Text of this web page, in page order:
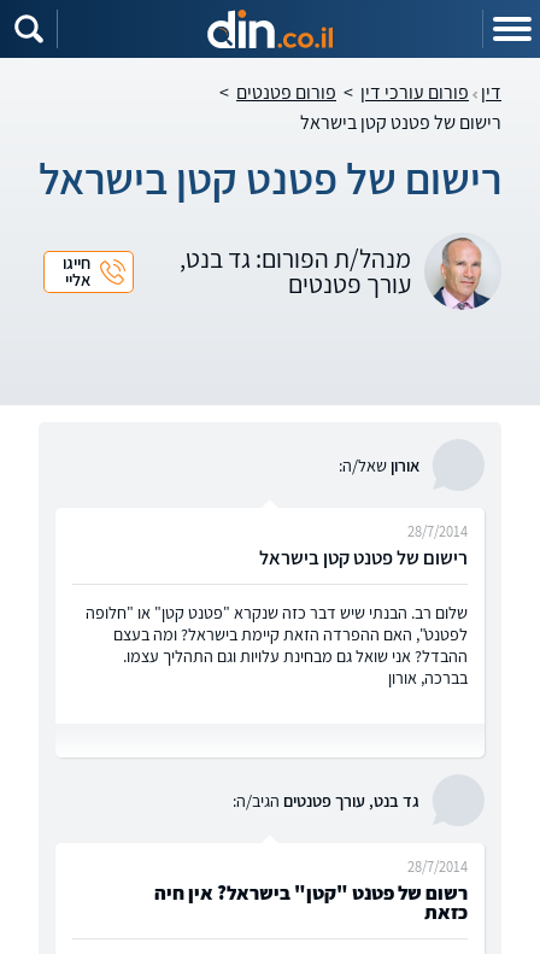
דין פורום עורכי דין > פורום פטנטים >
רישום של פטנט קטן בישראל
רישום של פטנט קטן בישראל
מנהל/ת הפורום: גד בנט,
עורך פטנטים
חייגו
אליי
אורוןשאל/ה:
רישום של פטנט קטן בישראל
28/7/2014
שלום רב. הבנתי שיש דבר כזה שנקרא "פטנט קטן" או "חלופה
לפטנט", האם ההפרדה הזאת קיימת בישראל? ומה בעצם
ההבדל? אני שואל גם מבחינת עלויות וגם התהליך עצמו.
בברכה, אורון
גד בנט, עורך פטנטים הגיב/ה:
רשום של פטנט "קטן" בישראל? אין חיה
כזאת
28/7/2014